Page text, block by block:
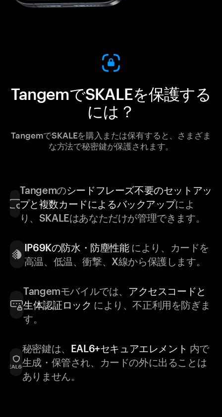
TangemでSKALEを保護する
には？
TangemでSKALEを購入または保有すると、さまざま
な方法で秘密鍵が保護されます。
Tangemのシードフレーズ不要のセットアッ
プと複数カードによるバックアップによ
り、SKALEはあなただけが管理できます。
IP69Kの防水・防塵性能により、カードを
高温、低温、衝撃、X線から保護します。
Tangemモバイルでは、 アクセスコードと
生体認証ロック により、不正利用を防ぎま
す。
秘密鍵は、 EAL6+セキュアエレメント 内で
生成・保管され、カードの外に出ることは
ありません。